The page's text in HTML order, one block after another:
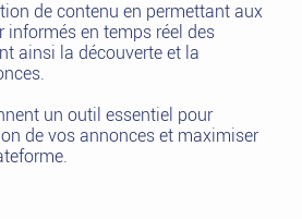
de contenu en permettant aux
informés en temps réel des
ainsi la découverte et la
un outil essentiel pour
de vos annonces et maximiser